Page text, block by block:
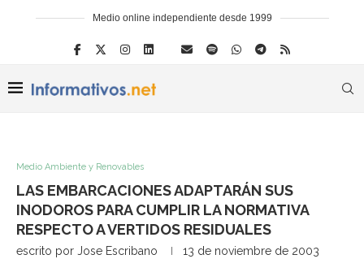
Medio online independiente desde 1999
Medio Ambiente y Renovables
LAS EMBARCACIONES ADAPTARÁN SUS
INODOROS PARA CUMPLIR LA NORMATIVA
RESPECTO A VERTIDOS RESIDUALES
escrito por Jose Escribano 13 de noviembre de 2003